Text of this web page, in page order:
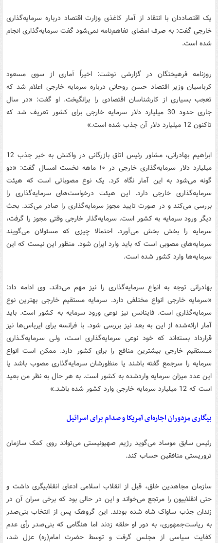
یک اقتصاددان با انتقاد از آمار کاغذی وزارت اقتصاد درباره سرمایه‌گذاری
خارجی گفت: به صرف امضای تفاهم‌نامه نمی‌شود گفت سرمایه‌گذاری انجام
شده است.
روزنامه فرهیختگان در گزارشی نوشت: اخیراً آماری از سوی مسعود
کرباسیان وزیر اقتصاد حسن روحانی درباره سرمایه خارجی اعلام شد که
تعجب بسیاری از کارشناسان اقتصادی را برانگیخت. او گفت: «در سال
جاری حدود 30 میلیارد دلار سرمایه خارجی برای کشور تعریف شد که
تاکنون 12 میلیارد دلار آن جذب شده است.»
ابراهیم بهادرانی، مشاور رئیس اتاق بازرگانی در واکنش به خبر جذب 12
میلیارد دلار سرمایه‌گذاری خارجی در ۱۰ ماهه نخست امسال گفت: «دو
گونه می‌شود به این آمار نگاه کرد. یک نوع مصوباتی است که هیئت
سرمایه‌گذاری خارجی دارد. این هیئت درخواست‌های سرمایه‌گذاری را
بررسی می‌کند و در صورت تایید مجوز سرمایه‌گذاری را صادر می‌کند. بحث
دیگر ورود سرمایه به کشور است. سرمایه‌گذار خارجی وقتی مجوز را گرفت،
سرمایه را بخش بخش می‌آورد. احتمالا چیزی که مسئولان می‌گویند
سرمایه‌های مصوبی است که باید وارد ایران شود. منظور این نیست که این
سرمایه‌ها وارد کشور شده است.
بهادرانی توجه به انواع سرمایه‌گذاری را نیز مهم می‌داند. وی ادامه داد:
«سرمایه خارجی انواع مختلفی دارد. سرمایه مستقیم خارجی بهترین نوع
سرمایه‌گذاری است. فاینانس نیز نوعی ورود سرمایه به کشور است. باید
آمار ارائه‌شده از این به بعد نیز بررسی شود. با فرانسه برای ایرباس‌ها نیز
قرارداد بسته‌اند که خود نوعی سرمایه‌گذاری اسـت، ولـی سـرمایه‌گــذاری
مـــستقیم خارجی بیشترین منافع را برای کشور دارد. ممکن است انواع
سرمایه را سرجمع گفته‌ باشند یا منظورشان سرمایه‌گذاری مصوب باشد یا
این عدد میزان سرمایه واردشده به کشور است. به هر حال به نظر من بعید
است که 12 میلیارد سرمایه خارجی وارد کشور شده باشد.»
بیگاری مزدوران اجاره‌ای آمریکا و صدام برای اسرائیل
رئیس سابق موساد می‌گوید رژیم صهیونیستی می‌تواند روی کمک سازمان
تروریستی منافقین حساب کند.
سازمان مجاهدین خلق، قبل از انقلاب اسلامی ادعای انقلابیگری داشت و
حتی انقلابیون را مرتجع می‌خواند و این در حالی بود که برخی سران آن در
زندان جذب ساواک شاه شده بودند. این گروهک پس از انتخاب بنی‌صدر
به ریاست‌جمهوری، به دور او حلقه زدند اما هنگامی که بنی‌صدر رأی عدم
کفایت سیاسی از مجلس گرفت و توسط حضرت امام(ره) عزل شد،